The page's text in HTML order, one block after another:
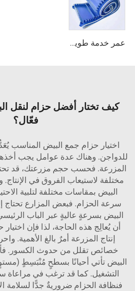
عمر خدمة طويل، فعّال من حيث التكلفة، جودة صينية، حزام ناقل بسمك 3.1 مم على شكل لفافة، PVC بسمك 3.5 مم، حزام ناقل أبيض لا نهائي للاستخدام في الصناعات الغذائية
كيف تختار أفضل حزام لنقل
فعّال؟
اختيار حزام جمع البيض المناسب
للدواجن. وهناك عدة عوامل يجب أخذها
المزرعة. فحسب حجم مزرعتك، قد
مختلفة لاستيعاب الفروق في
البيض بمقاسات مختلفة لتلبية
سرعة الحزام. فبعض المزارع تحتاج
البيض بسرعةٍ عاليةٍ عبر الباب
أن يُعالِج هذه الحاجة، لذا فإن
إنتاج المزرعة أمرٌ بالغ
خصائص تقلل من حدوث الكسور.
البيض تأتي أحيانًا بسطحٍ مُنْبَسِطٍ
التشغيل. كما قد ترغب في مراعاة
فنظافة الحزام ضروريةٌ جدًّا لسلامة